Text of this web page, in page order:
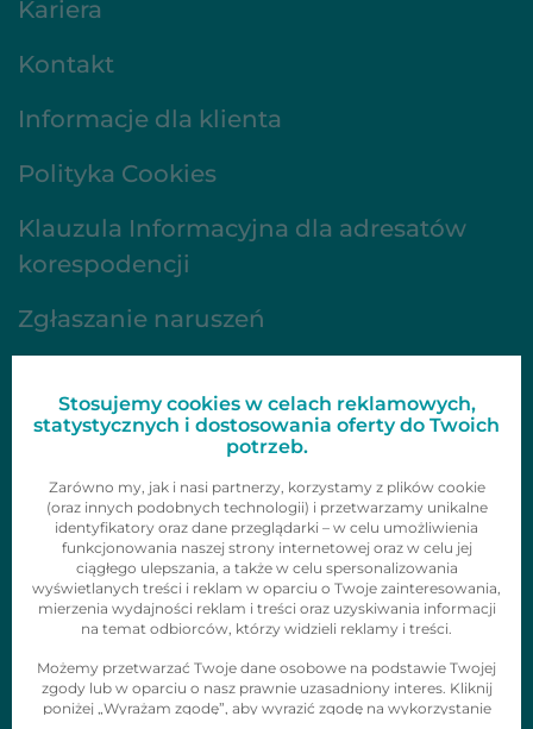
Stosujemy cookies w celach reklamowych,
statystycznych i dostosowania oferty do Twoich
potrzeb.
Zarówno my, jak i nasi partnerzy, korzystamy z plików cookie
(oraz innych podobnych technologii) i przetwarzamy unikalne
identyfikatory oraz dane przeglądarki – w celu umożliwienia
funkcjonowania naszej strony internetowej oraz w celu jej
ciągłego ulepszania, a także w celu spersonalizowania
wyświetlanych treści i reklam w oparciu o Twoje zainteresowania,
mierzenia wydajności reklam i treści oraz uzyskiwania informacji
na temat odbiorców, którzy widzieli reklamy i treści.
Możemy przetwarzać Twoje dane osobowe na podstawie Twojej
zgody lub w oparciu o nasz prawnie uzasadniony interes. Kliknij
poniżej „Wyrażam zgodę”, aby wyrazić zgodę na wykorzystanie
Kariera
Kontakt
Informacje dla klienta
Polityka Cookies
Klauzula Informacyjna dla adresatów
korespodencji
Zgłaszanie naruszeń
Oferta
Gazetki
Zainspiruj się
Skontaktuj się z nami
Obserwuj nas